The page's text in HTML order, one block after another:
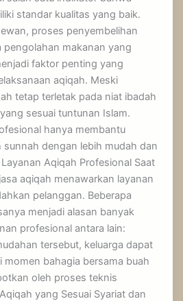
standar kualitas yang baik.
proses penyembelihan
pengolahan makanan yang
faktor penting yang
aqiqah. Meski
tetap terletak pada niat ibadah
sesuai tuntunan Islam.
hanya membantu
sunnah dengan lebih mudah dan
Aqiqah Profesional Saat
aqiqah menawarkan layanan
pelanggan. Beberapa
menjadi alasan banyak
profesional antara lain:
tersebut, keluarga dapat
momen bahagia bersama buah
oleh proses teknis
yang Sesuai Syariat dan